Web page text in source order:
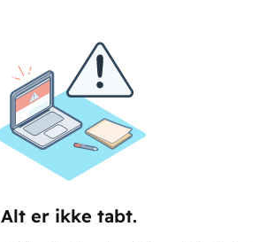
Alt er ikke tabt.